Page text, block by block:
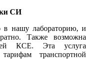
СИ
в нашу лабораторию, и
Также возможна
КСЕ. Эта услуга
транспортной